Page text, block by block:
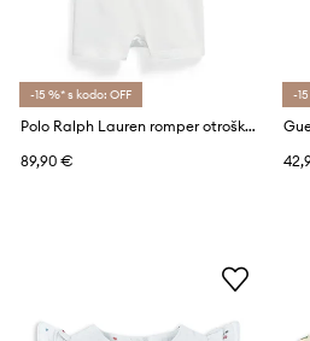
-15 %* s kodo: OFF
Polo Ralph Lauren romper otroški bombažen Wimbledon
89,90 €
-